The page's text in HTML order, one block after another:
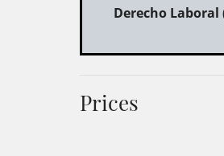
Derecho Laboral
Prices